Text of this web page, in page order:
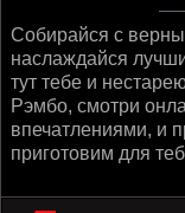
Собирайся с
наслаждайся
тут тебе и
Рэмбо, смотри
впечатлениями, и
приготовим для